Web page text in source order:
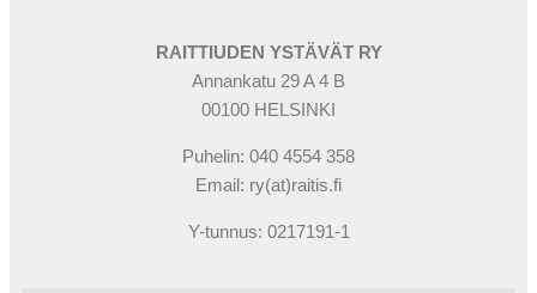
RAITTIUDEN YSTÄVÄT RY
Annankatu 29 A 4 B
00100 HELSINKI
Puhelin: 040 4554 358
Email: ry(at)raitis.fi
Y-tunnus: 0217191-1